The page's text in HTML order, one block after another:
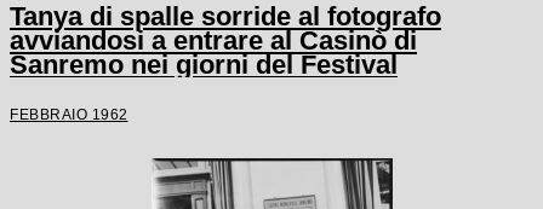
Tanya di spalle sorride al fotografo
avviandosi a entrare al Casinò di
Sanremo nei giorni del Festival
FEBBRAIO 1962